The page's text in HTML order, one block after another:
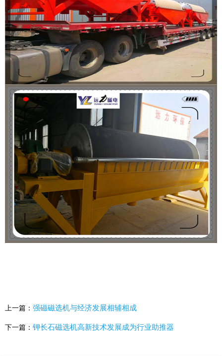
上一篇： 强磁磁选机与经济发展相辅相成
下一篇： 钾长石磁选机高新技术发展成为行业助推器